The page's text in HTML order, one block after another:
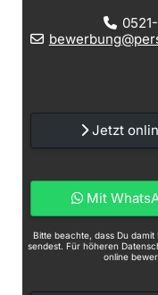
Jetzt
Mit
Bitte beachte, dass Du
sendest. Für höheren
online